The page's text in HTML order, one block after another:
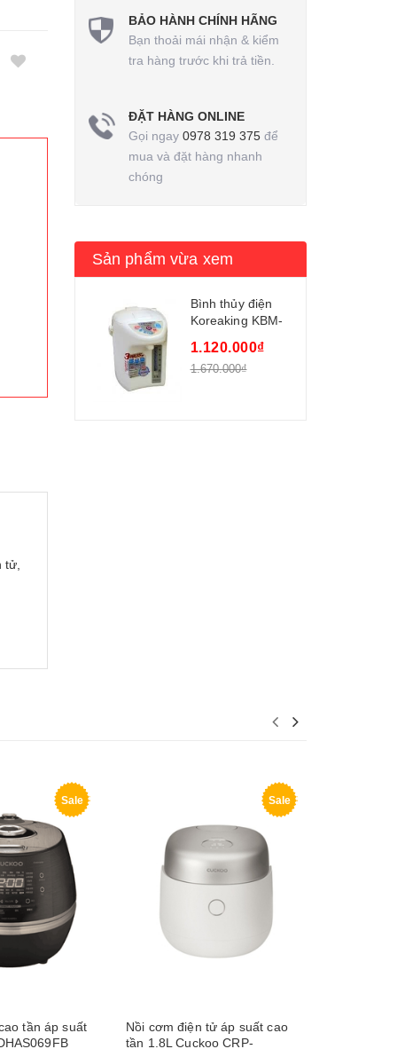
tử,
BẢO HÀNH CHÍNH HÃNG
Bạn thoải mái nhận & kiểm
tra hàng trước khi trả tiền.
ĐẶT HÀNG ONLINE
Gọi ngay 0978 319 375để
mua và đặt hàng nhanh
chóng
Sản phẩm vừa xem
Bình thủy điện
Koreaking KBM-
1.120.000₫
1.670.000₫
Sale
tần áp suất
Sale
Nồi cơm điện tử áp suất cao
tần 1.8L Cuckoo CRP-